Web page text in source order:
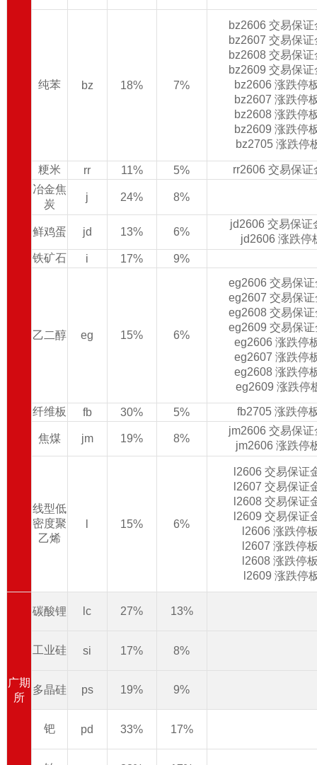
纯苯 bz 18% 7%
bz2606 交易保
bz2607 交易保
bz2608 交易保
bz2609 交易保
bz2606 涨跌停
bz2607 涨跌停
bz2608 涨跌停
bz2609 涨跌停
bz2705 涨跌停
粳米 rr 11% 5%
rr2606 交易保
冶金焦
炭
j 24% 8%
鲜鸡蛋 jd 13% 6%
jd2606 交易保
jd2606 涨跌停
铁矿石
i 17% 9%
乙二醇 eg 15% 6%
eg2606 交易保
eg2607 交易保
eg2608 交易保
eg2609 交易保
eg2606 涨跌停
eg2607 涨跌停
eg2608 涨跌停
eg2609 涨跌停
纤维板 fb 30% 5% fb2705 涨跌停
焦煤 jm 19% 8%
jm2606 交易保
jm2606 涨跌停
线型低
密度聚
乙烯
15% 6%
l2606 交易保证
l2607 交易保证
l2608 交易保证
l2609 交易保证
l2606 涨跌停
l2607 涨跌停
l2608 涨跌停
l2609 涨跌停
广期
所
碳酸锂 lc 27% 13%
工业硅 si 17% 8%
多晶硅 ps 19% 9%
钯 pd 33% 17%